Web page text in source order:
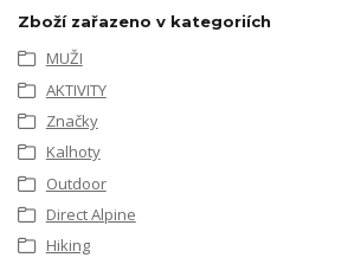
Zboží zařazeno v kategoriích
MUŽI
AKTIVITY
Značky
Kalhoty
Outdoor
Direct Alpine
Hiking